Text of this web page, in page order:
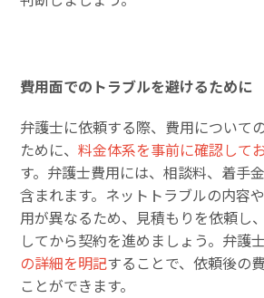
費用面でのトラブルを避けるために
弁護士に依頼する際、費用について
ために、料金体系を事前に確認して
す。弁護士費用には、相談料、着手
含まれます。ネットトラブルの内容
用が異なるため、見積もりを依頼し
してから契約を進めましょう。弁護
の詳細を明記することで、依頼後の
ことができます。